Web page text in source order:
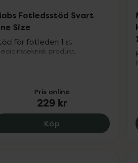
Fotledsstöd Svart
Size
för fotleden 1 st
produkt
Pris online
229 kr
Köp Mabs Fotledsstöd